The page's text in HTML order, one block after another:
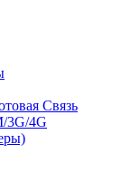
Связь
3G/4G